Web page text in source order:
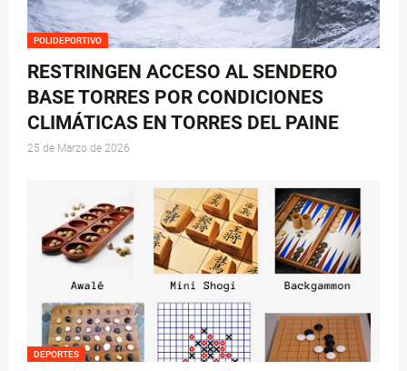
POLIDEPORTIVO
RESTRINGEN ACCESO AL SENDERO
BASE TORRES POR CONDICIONES
CLIMÁTICAS EN TORRES DEL PAINE
25 de Marzo de 2026
DEPORTES